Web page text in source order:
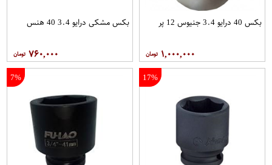
بکس 40 درایو 3.4 جنیوس 12 پر
۱,۰۰۰,۰۰۰
بکس مشکی درایو 3.4 40 هنس
۷۶۰,۰۰۰
17%
7%